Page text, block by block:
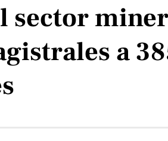
sector
a